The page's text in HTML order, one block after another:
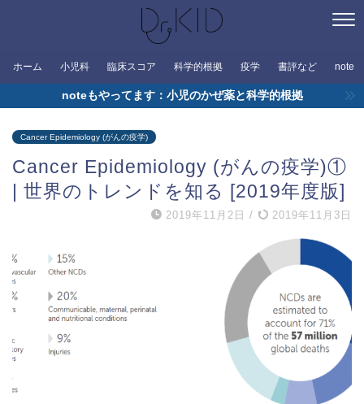
ホーム 小児科 臨床スコア 科学的根拠 疫学 書評など note
noteもやってます：小児のかぜ薬と科学的根拠
Cancer Epidemiology (がんの疫学)
Cancer Epidemiology (がんの疫学)①
| 世界のトレンドを知る [2019年度版]
2019年11月2日 / 2019年11月3日